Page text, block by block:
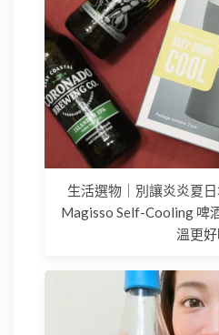
生活選物｜別讓炎炎夏
Magisso Self-Cooling 啤
溫更